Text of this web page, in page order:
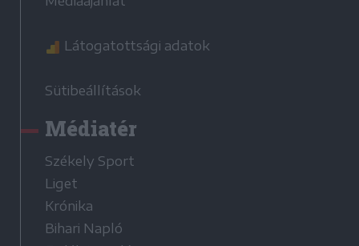
Látogatottsági adatok
Sütibeállítások
Médiatér
Székely Sport
Liget
Krónika
Bihari Napló